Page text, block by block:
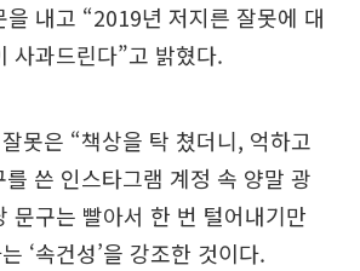
내고 “2019년 저지른 잘못에 대
사과드린다”고 밝혔다.
못은 “책상을 탁 쳤더니, 억하고
쓴 인스타그램 계정 속 양말 광
문구는 빨아서 한 번 털어내기만
‘속건성’을 강조한 것이다.